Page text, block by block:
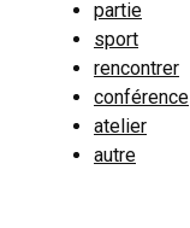
partie
sport
rencontrer
conférence
atelier
autre